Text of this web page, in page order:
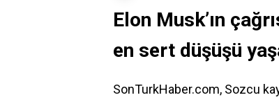
Elon Musk’ın
en sert düşüşü
SonTurkHaber.com, Sozcu